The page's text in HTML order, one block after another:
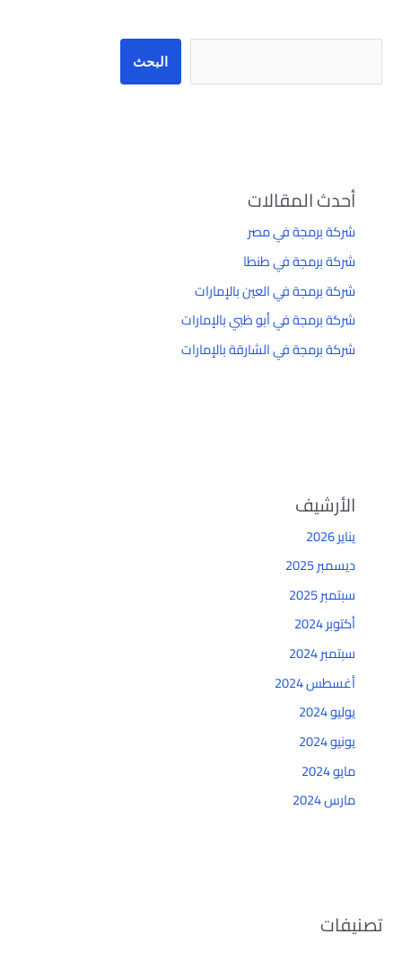
البحث
أحدث المقالات
شركة برمجة في مصر
شركة برمجة في طنطا
شركة برمجة في العين بالإمارات
شركة برمجة في أبو ظبي بالإمارات
شركة برمجة في الشارقة بالإمارات
الأرشيف
يناير 2026
ديسمبر 2025
سبتمبر 2025
أكتوبر 2024
سبتمبر 2024
أغسطس 2024
يوليو 2024
يونيو 2024
مايو 2024
مارس 2024
تصنيفات